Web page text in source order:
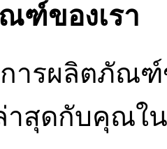
ฑ์ของเรา
รผลิตภัณฑ์ข
าสุดกับคุณใ